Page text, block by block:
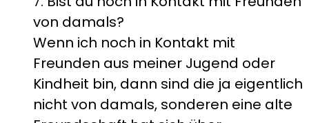
von damals?
Wenn ich noch in Kontakt mit
Freunden aus meiner Jugend oder
Kindheit bin, dann sind die ja eigentlich
nicht von damals, sonderen eine alte